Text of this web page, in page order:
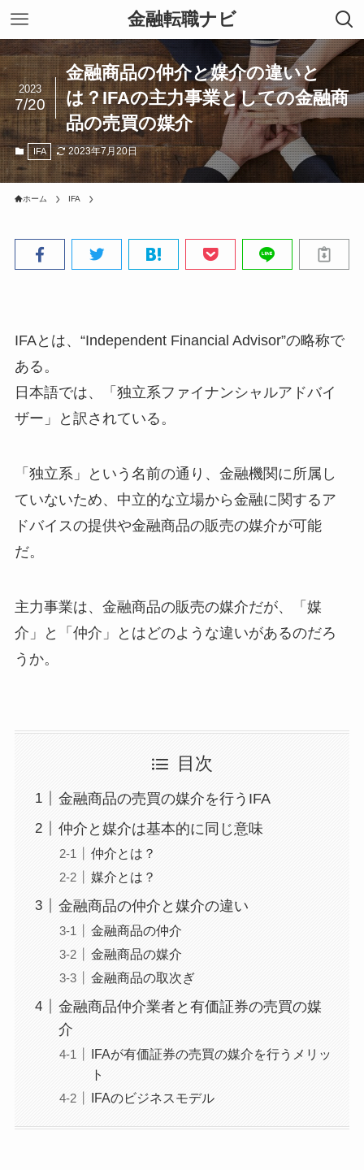
金融転職ナビ
金融商品の仲介と媒介の違いと
は？IFAの主力事業としての金融商
品の売買の媒介
2023
7/20
IFA 2023年7月20日
ホーム IFA
IFAとは、“Independent Financial Advisor”の略称で
ある。
日本語では、「独立系ファイナンシャルアドバイ
ザー」と訳されている。
「独立系」という名前の通り、金融機関に所属し
ていないため、中立的な立場から金融に関するア
ドバイスの提供や金融商品の販売の媒介が可能
だ。
主力事業は、金融商品の販売の媒介だが、「媒
介」と「仲介」とはどのような違いがあるのだろ
うか。
目次
金融商品の売買の媒介を行うIFA
仲介と媒介は基本的に同じ意味
仲介とは？
媒介とは？
金融商品の仲介と媒介の違い
金融商品の仲介
金融商品の媒介
金融商品の取次ぎ
金融商品仲介業者と有価証券の売買の媒
介
IFAが有価証券の売買の媒介を行うメリッ
ト
IFAのビジネスモデル